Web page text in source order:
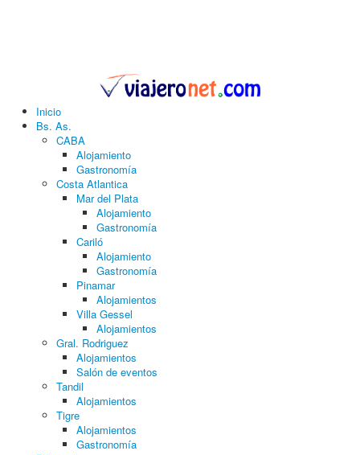
Inicio
Bs. As.
CABA
Alojamiento
Gastronomía
Costa Atlantica
Mar del Plata
Alojamiento
Gastronomía
Cariló
Alojamiento
Gastronomía
Pinamar
Alojamientos
Villa Gessel
Alojamientos
Gral. Rodriguez
Alojamientos
Salón de eventos
Tandil
Alojamientos
Tigre
Alojamientos
Gastronomía